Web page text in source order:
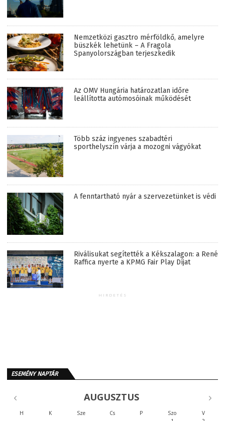
Nemzetközi gasztro mérföldkő, amelyre
büszkék lehetünk – A Fragola
Spanyolországban terjeszkedik
Az OMV Hungária határozatlan időre
leállította autómosóinak működését
Több száz ingyenes szabadtéri
sporthelyszín várja a mozogni vágyókat
A fenntartható nyár a szervezetünket is védi
Riválisukat segítették a Kékszalagon: a René
Raffica nyerte a KPMG Fair Play Díjat
HIRDETÉS
ESEMÉNY NAPTÁR
AUGUSZTUS
H K Sze Cs P Szo
V